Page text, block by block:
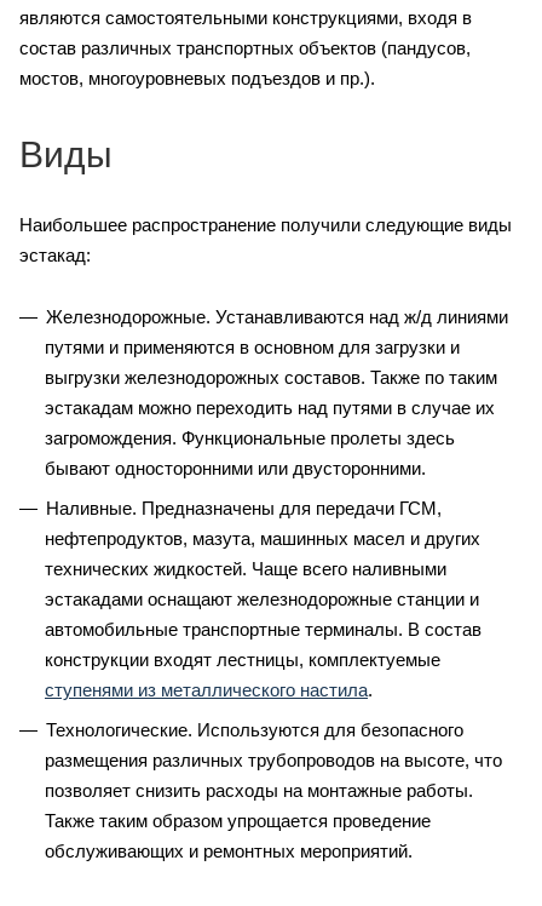
являются самостоятельными конструкциями, входя в
состав различных транспортных объектов (пандусов,
мостов, многоуровневых подъездов и пр.).
Виды
Наибольшее распространение получили следующие виды
эстакад:
Железнодорожные. Устанавливаются над ж/д линиями
путями и применяются в основном для загрузки и
выгрузки железнодорожных составов. Также по таким
эстакадам можно переходить над путями в случае их
загромождения. Функциональные пролеты здесь
бывают односторонними или двусторонними.
Наливные. Предназначены для передачи ГСМ,
нефтепродуктов, мазута, машинных масел и других
технических жидкостей. Чаще всего наливными
эстакадами оснащают железнодорожные станции и
автомобильные транспортные терминалы. В состав
конструкции входят лестницы, комплектуемые
ступенями из металлического настила.
Технологические. Используются для безопасного
размещения различных трубопроводов на высоте, что
позволяет снизить расходы на монтажные работы.
Также таким образом упрощается проведение
обслуживающих и ремонтных мероприятий.